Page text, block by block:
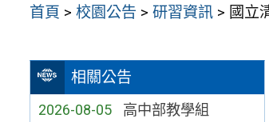
首頁 >校園公告 >研習資訊 > 國立
相關公告
2026-08-05 高中部教學組